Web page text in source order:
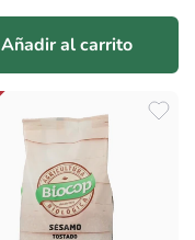
Añadir al carrito